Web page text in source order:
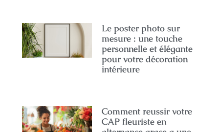
Le poster photo sur
mesure : une touche
personnelle et élégante
pour votre décoration
intérieure
Comment reussir votre
CAP fleuriste en